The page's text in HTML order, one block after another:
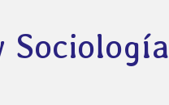
Sociología